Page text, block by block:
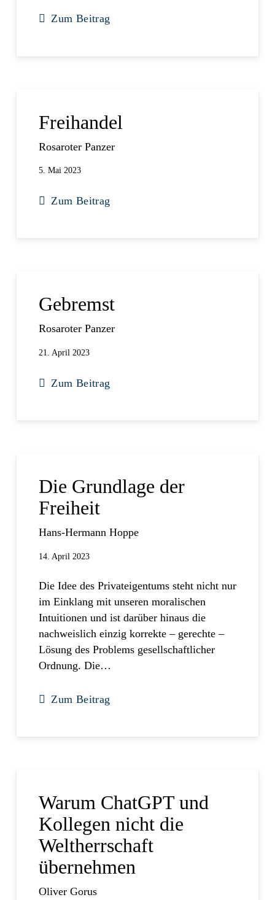
Zum Beitrag
Freihandel
Rosaroter Panzer
5. Mai 2023
Zum Beitrag
Gebremst
Rosaroter Panzer
21. April 2023
Zum Beitrag
Die Grundlage der
Freiheit
Hans-Hermann Hoppe
14. April 2023
Die Idee des Privateigentums steht nicht nur
im Einklang mit unseren moralischen
Intuitionen und ist darüber hinaus die
nachweislich einzig korrekte – gerechte –
Lösung des Problems gesellschaftlicher
Ordnung. Die…
Zum Beitrag
Warum ChatGPT und
Kollegen nicht die
Weltherrschaft
übernehmen
Oliver Gorus